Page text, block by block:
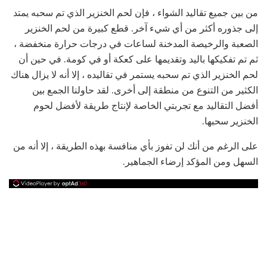
من بين جميع تقاليد الشواء ، فإن لحم الخنزير الذي تم سحبه يمتد
إلى جذوره أكثر من أي شيء آخر. قطع كبيرة من لحم الخنزير
الصعبة والرخيصة المدخنة لساعات في درجات حرارة منخفضة ،
ثم تم تفكيكها باليد وتقديمها على كعكة أو في كومة. في حين أن
لحم الخنزير الذي تم سحبه يستمر في تقاليده ، إلا أنه لا يزال هناك
الكثير من التنوع من منطقة إلى أخرى. لقد حاولنا الجمع بين
أفضل التقاليد مع تجربتي الخاصة لإنتاج طريقة لأفضل لحوم
الخنزير سحبها.
على الرغم من أنك لن تفوز بأي منافسة بهذه الطريقة ، إلا أنه من
السهل ومن المؤكد إرضاء الجماهير.